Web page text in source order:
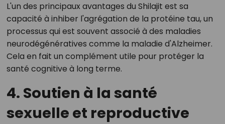
L'un des principaux avantages du Shilajit est sa
capacité à inhiber l'agrégation de la protéine tau, un
processus qui est souvent associé à des maladies
neurodégénératives comme la maladie d'Alzheimer.
Cela en fait un complément utile pour protéger la
santé cognitive à long terme.
4. Soutien à la santé
sexuelle et reproductive